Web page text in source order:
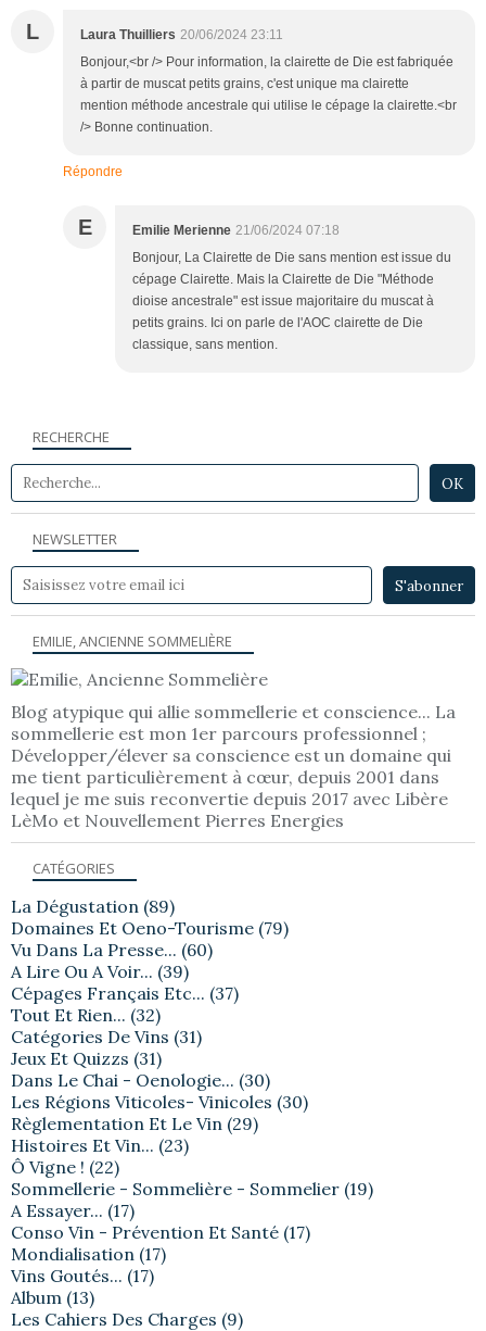
L Laura Thuilliers 20/06/2024 23:11
Bonjour,<br /> Pour information, la clairette de Die est fabriquée
à partir de muscat petits grains, c'est unique ma clairette
mention méthode ancestrale qui utilise le cépage la clairette.<br
/> Bonne continuation.
Répondre
E Emilie Merienne 21/06/2024 07:18
Bonjour, La Clairette de Die sans mention est issue du
cépage Clairette. Mais la Clairette de Die "Méthode
dioise ancestrale" est issue majoritaire du muscat à
petits grains. Ici on parle de l'AOC clairette de Die
classique, sans mention.
NEWSLETTER
RECHERCHE
EMILIE, ANCIENNE SOMMELIÈRE
Blog atypique qui allie sommellerie et conscience... La
sommellerie est mon 1er parcours professionnel ;
Développer/élever sa conscience est un domaine qui
me tient particulièrement à cœur, depuis 2001 dans
lequel je me suis reconvertie depuis 2017 avec Libère
LèMo et Nouvellement Pierres Energies
CATÉGORIES
La Dégustation (89)
Domaines Et Oeno-Tourisme (79)
Vu Dans La Presse... (60)
A Lire Ou A Voir... (39)
Cépages Français Etc... (37)
Tout Et Rien... (32)
Catégories De Vins (31)
Jeux Et Quizzs (31)
Dans Le Chai - Oenologie... (30)
Les Régions Viticoles- Vinicoles (30)
Règlementation Et Le Vin (29)
Histoires Et Vin... (23)
Ô Vigne ! (22)
Sommellerie - Sommelière - Sommelier (19)
A Essayer... (17)
Conso Vin - Prévention Et Santé (17)
Mondialisation (17)
Vins Goutés... (17)
Album (13)
Les Cahiers Des Charges (9)